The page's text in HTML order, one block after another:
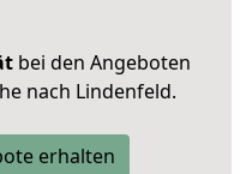
bei den Angeboten
nach Lindenfeld.
erhalten